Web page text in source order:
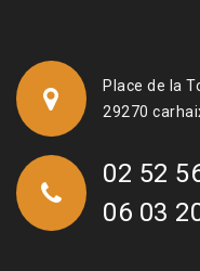
Place de la
29270
02 52
06 03